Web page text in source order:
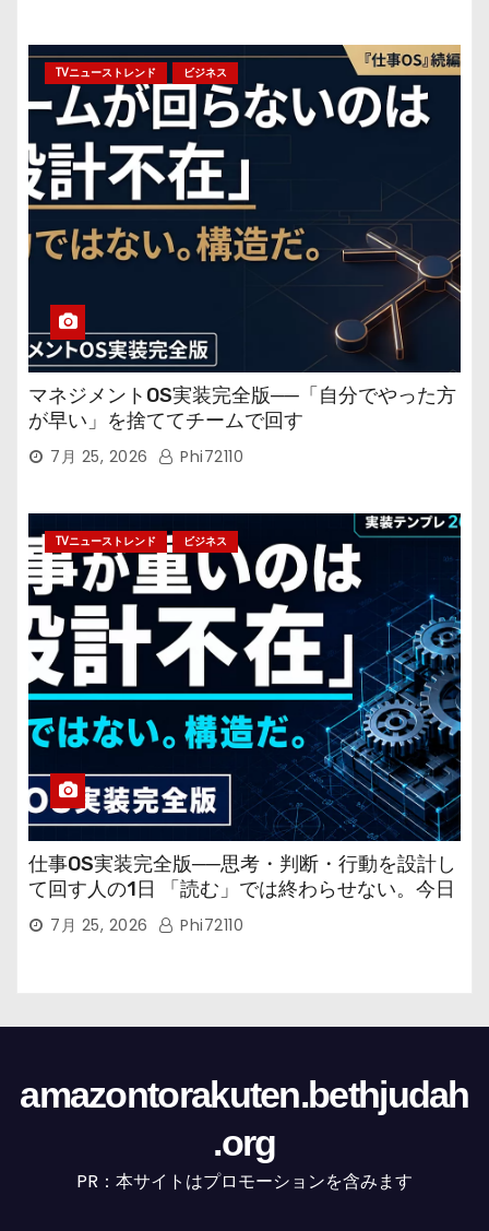
TVニューストレンド ビジネス
マネジメントOS実装完全版──「自分でやった方
が早い」を捨ててチームで回す
7月 25, 2026 Phi72110
TVニューストレンド ビジネス
仕事OS実装完全版──思考・判断・行動を設計し
て回す人の1日 「読む」では終わらせない。今日
から回す実装書だ。
7月 25, 2026 Phi72110
amazontorakuten.bethjudah
.org
PR：本サイトはプロモーションを含みます